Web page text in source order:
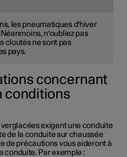
les pneumatiques d'hiver
n'oubliez pas
cloutés ne sont pas
pays.
concernant
conditions
exigent une conduite
de la conduite sur chaussée
de précautions vous aideront à
conduite. Par exemple :